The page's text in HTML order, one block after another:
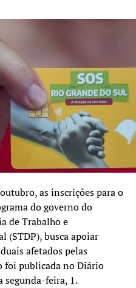
para agilizar entrega de
sejam beneficiados
de R$ 127 milhões.
buscar atendimento
na Rua Dr. Barcelos,
receber orientações e
as inscrições para o
do governo do
de Trabalho e
(STDP), busca apoiar
afetados pelas
foi publicada no Diário
segunda-feira, 1.